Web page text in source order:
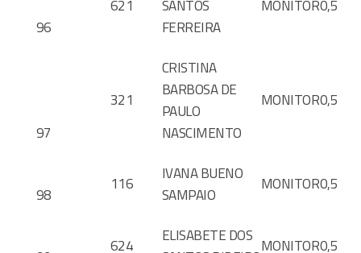
96
621
SANTOS
FERREIRA
MONITOR0,5
97
321
CRISTINA
BARBOSA DE
PAULO
NASCIMENTO
MONITOR0,5
98
116
IVANA BUENO
SAMPAIO
MONITOR0,5
624
ELISABETE DOS MONITOR0,5